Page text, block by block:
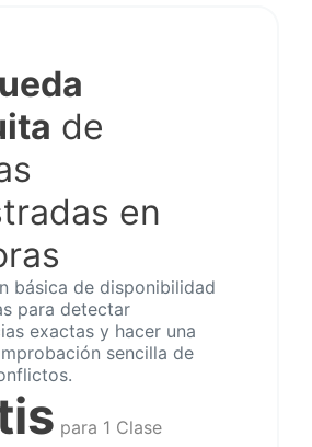
de
en
básica de disponibilidad
para detectar
exactas y hacer una
sencilla de
para 1 Clase